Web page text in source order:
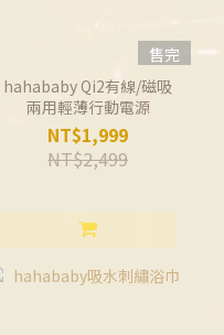
售完
hahababy Qi2有線/磁吸
兩用輕薄行動電源
NT$1,999
NT$2,499